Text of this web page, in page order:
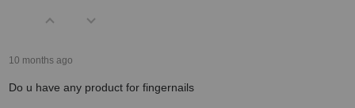
10 months ago
Do u have any product for fingernails